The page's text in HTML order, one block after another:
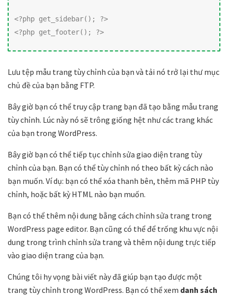
<?php get_sidebar(); ?>
<?php get_footer(); ?>
Lưu tệp mẫu trang tùy chỉnh của bạn và tải nó trở lại thư mục
chủ đề của bạn bằng FTP.
Bây giờ bạn có thể truy cập trang bạn đã tạo bằng mẫu trang
tùy chỉnh. Lúc này nó sẽ trông giống hệt như các trang khác
của bạn trong WordPress.
Bây giờ bạn có thể tiếp tục chỉnh sửa giao diện trang tùy
chỉnh của bạn. Bạn có thể tùy chỉnh nó theo bất kỳ cách nào
bạn muốn. Ví dụ: bạn có thể xóa thanh bên, thêm mã PHP tùy
chỉnh, hoặc bất kỳ HTML nào bạn muốn.
Bạn có thể thêm nội dung bằng cách chỉnh sửa trang trong
WordPress page editor. Bạn cũng có thể để trống khu vực nội
dung trong trình chỉnh sửa trang và thêm nội dung trực tiếp
vào giao diện trang của bạn.
Chúng tôi hy vọng bài viết này đã giúp bạn tạo được một
trang tùy chỉnh trong WordPress. Bạn có thể xem danh sách